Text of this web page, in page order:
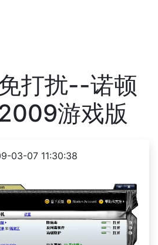
打扰--诺顿
游戏版
03-07 11:30:38